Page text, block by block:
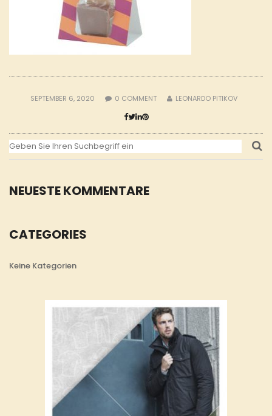
NEUESTE KOMMENTARE
CATEGORIES
Keine Kategorien
SEPTEMBER 6, 2020 0 COMMENT LEONARDO PITIKOV